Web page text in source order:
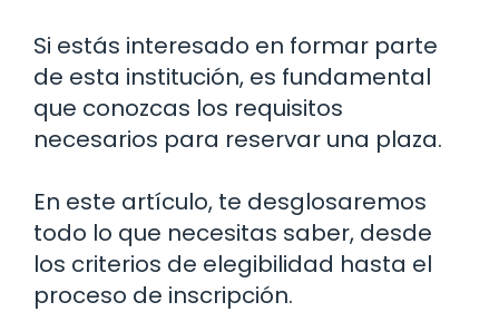
Si estás interesado en formar parte
de esta institución, es fundamental
que conozcas los requisitos
necesarios para reservar una plaza.
En este artículo, te desglosaremos
todo lo que necesitas saber, desde
los criterios de elegibilidad hasta el
proceso de inscripción.